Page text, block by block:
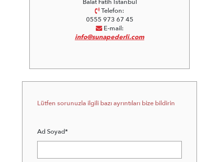
Balat Fatih İstanbul
Telefon:
0555 973 67 45
E-mail:
info@sunapederli.com
Lütfen sorunuzla ilgili bazı ayrıntıları bize bildirin
Ad Soyad*